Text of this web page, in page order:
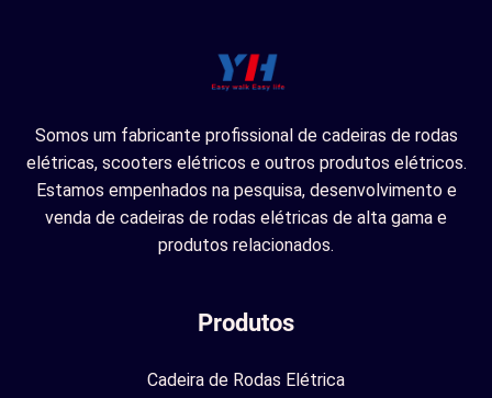
Somos um fabricante profissional de cadeiras de rodas
elétricas, scooters elétricos e outros produtos elétricos.
Estamos empenhados na pesquisa, desenvolvimento e
venda de cadeiras de rodas elétricas de alta gama e
produtos relacionados.
Produtos
Cadeira de Rodas Elétrica